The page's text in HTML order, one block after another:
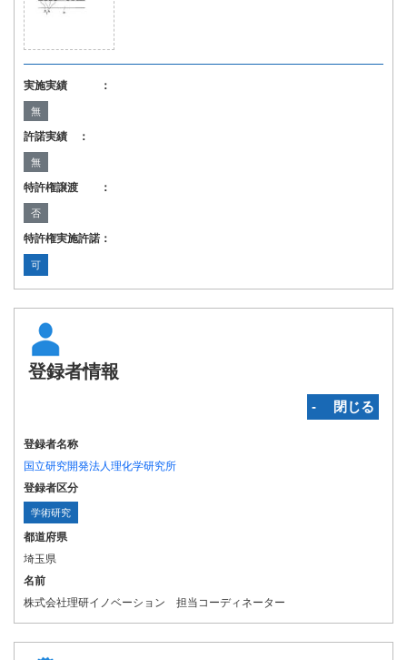
実施実績 ：
無
許諾実績 ：
無
特許権譲渡 ：
否
特許権実施許諾：
可
登録者情報
‐ 閉じる
登録者名称
国立研究開発法人理化学研究所
登録者区分
学術研究
都道府県
埼玉県
名前
株式会社理研イノベーション 担当コーディネーター